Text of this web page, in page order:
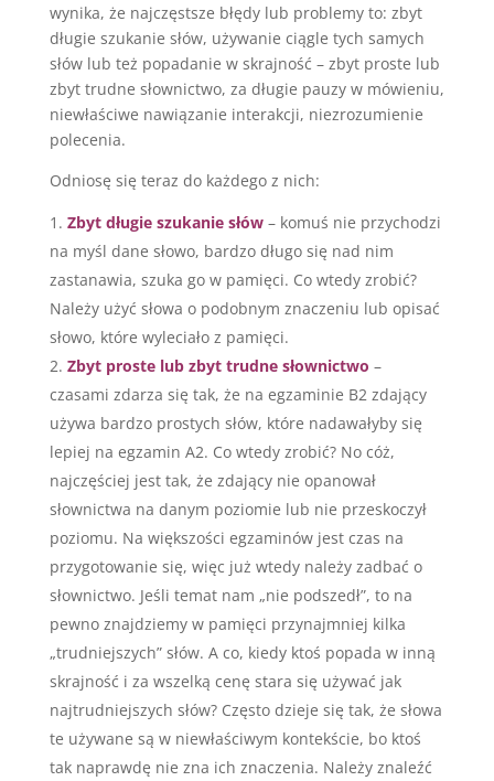
wynika, że najczęstsze błędy lub problemy to: zbyt
długie szukanie słów, używanie ciągle tych samych
słów lub też popadanie w skrajność – zbyt proste lub
zbyt trudne słownictwo, za długie pauzy w mówieniu,
niewłaściwe nawiązanie interakcji, niezrozumienie
polecenia.
Odniosę się teraz do każdego z nich:
Zbyt długie szukanie słów– komuś nie przychodzi
na myśl dane słowo, bardzo długo się nad nim
zastanawia, szuka go w pamięci. Co wtedy zrobić?
Należy użyć słowa o podobnym znaczeniu lub opisać
słowo, które wyleciało z pamięci.
Zbyt proste lub zbyt trudne słownictwo –
czasami zdarza się tak, że na egzaminie B2 zdający
używa bardzo prostych słów, które nadawałyby się
lepiej na egzamin A2. Co wtedy zrobić? No cóż,
najczęściej jest tak, że zdający nie opanował
słownictwa na danym poziomie lub nie przeskoczył
poziomu. Na większości egzaminów jest czas na
przygotowanie się, więc już wtedy należy zadbać o
słownictwo. Jeśli temat nam „nie podszedł”, to na
pewno znajdziemy w pamięci przynajmniej kilka
„trudniejszych” słów. A co, kiedy ktoś popada w inną
skrajność i za wszelką cenę stara się używać jak
najtrudniejszych słów? Często dzieje się tak, że słowa
te używane są w niewłaściwym kontekście, bo ktoś
tak naprawdę nie zna ich znaczenia. Należy znaleźć